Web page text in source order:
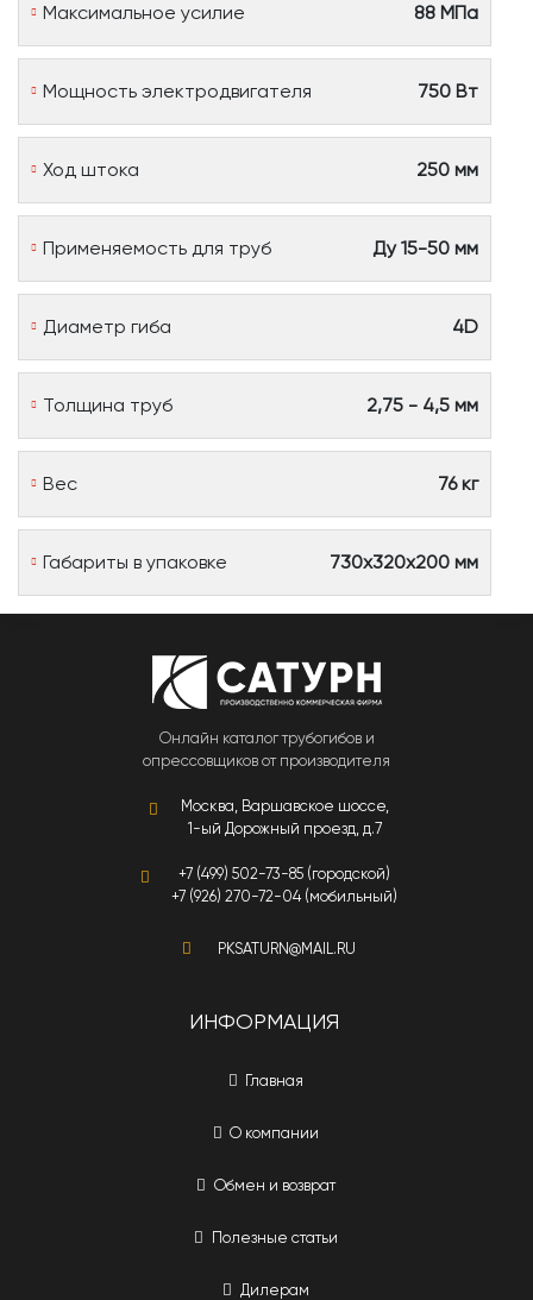
Максимальное усилие 88 МПа
Мощность электродвигателя 750 Вт
Ход штока 250 мм
Применяемость для труб Ду 15-50 мм
Диаметр гиба 4D
Толщина труб 2,75 - 4,5 мм
Вес 76 кг
Габариты в упаковке 730х320х200 мм
Онлайн каталог трубогибов и
опрессовщиков от производителя
Москва, Варшавское шоссе,
1-ый Дорожный проезд, д.7
+7 (499) 502-73-85 (городской)
+7 (926) 270-72-04 (мобильный)
PKSATURN@MAIL.RU
ИНФОРМАЦИЯ
Главная
О компании
Обмен и возврат
Полезные статьи
Дилерам